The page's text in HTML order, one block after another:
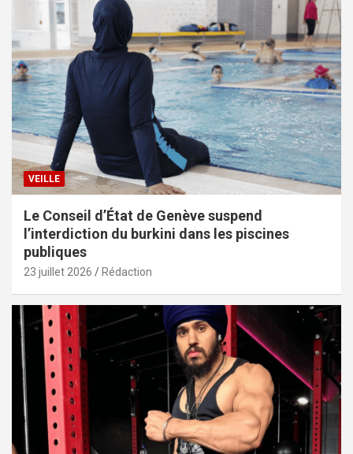
VEILLE
Le Conseil d’État de Genève suspend
l’interdiction du burkini dans les piscines
publiques
23 juillet 2026 Rédaction